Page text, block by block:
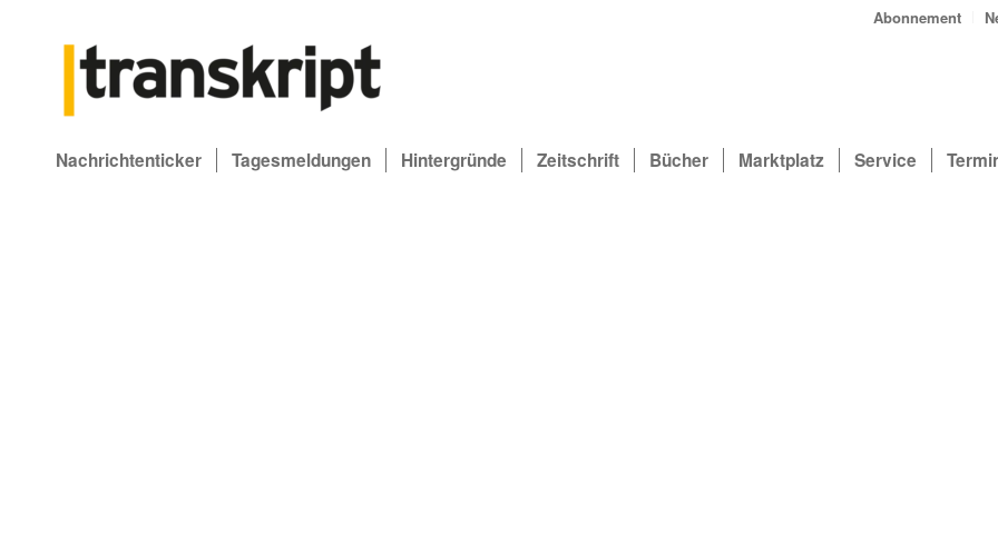
Abonnement
Nachrichtenticker Tagesmeldungen Hintergründe Zeitschrift Bücher Marktplatz Service